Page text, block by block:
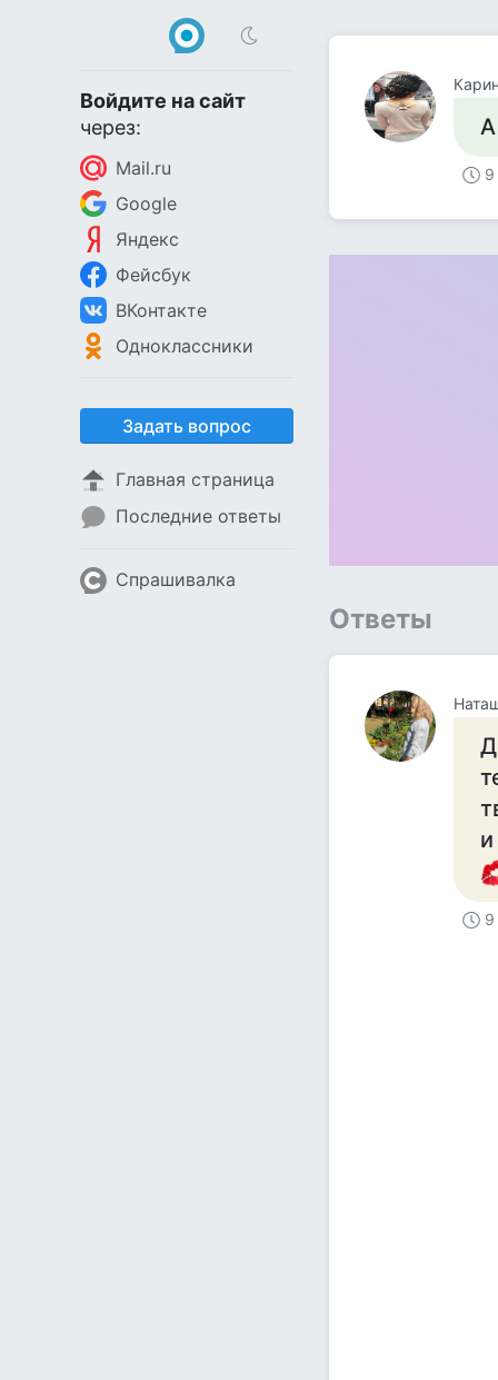
Войдите на сайт
через:
Mail.ru
Google
Яндекс
Фейсбук
ВКонтакте
Одноклассники
Задать вопрос
Главная страница
Последние ответы
Спрашивалка
9
Ответы
9